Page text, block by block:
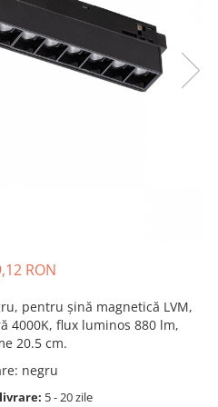
RON
pentru șină magnetică LVM,
4000K, flux luminos 880 lm,
20.5 cm.
: negru
5 - 20 zile